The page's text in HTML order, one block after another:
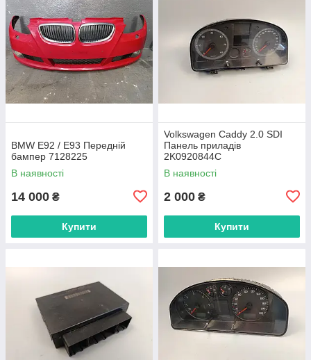
BMW E92 / E93 Передній
бампер 7128225
В наявності
14 000 ₴
Купити
Volkswagen Caddy 2.0 SDI
Панель приладів
2K0920844C
В наявності
2 000 ₴
Купити